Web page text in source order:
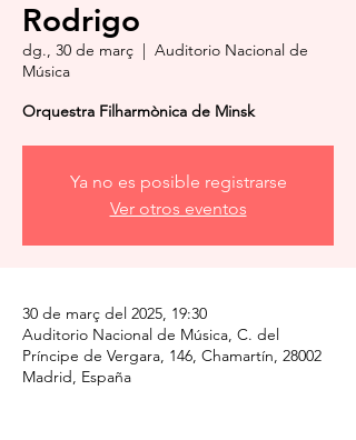
Rodrigo
dg., 30 de març
  |
Auditorio Nacional de
Música
Orquestra Filharmònica de Minsk
Ya no es posible registrarse
Ver otros eventos
30 de març del 2025, 19:30
Auditorio Nacional de Música, C. del
Príncipe de Vergara, 146, Chamartín, 28002
Madrid, España